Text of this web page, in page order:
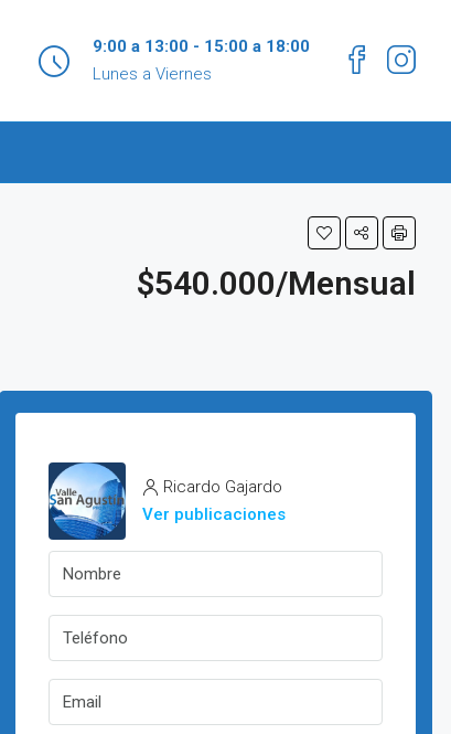
9:00 a 13:00 - 15:00 a 18:00
Lunes a Viernes
$540.000/Mensual
Ricardo Gajardo
Ver publicaciones